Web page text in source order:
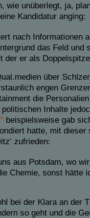
wie unüberlegt, ja,
Kandidatur anging:
nach Informationen
das Feld und
der er als
über
engen
die
Inhalte
beispielsweise gab
hatte, mit dieser
zufrieden:
aus Potsdam, wo
Chemie, sonst hätte
bei der Klara an der
so geht und die